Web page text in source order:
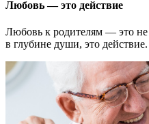
Любовь — это действие
Любовь к родителям — это не
в глубине души, это действие.